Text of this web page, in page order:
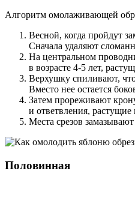
Алгоритм омолаживающей
Весной, когда пройдут
Сначала удаляют
На центральном
в возрасте 4-5 лет,
Верхушку спиливают,
Вместо нее остается
Затем прореживают
и ответвления, растущие
Места срезов
Половинная